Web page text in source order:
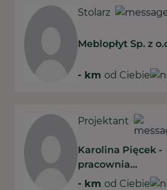
Stolarz
Meblopłyt Sp. z
- km od Ciebie
Projektant
Karolina Pięcek -
pracownia
projektowania
- km od Ciebie